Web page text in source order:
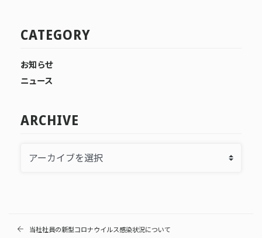
CATEGORY
お知らせ
ニュース
ARCHIVE
当社社員の新型コロナウイルス感染状況について